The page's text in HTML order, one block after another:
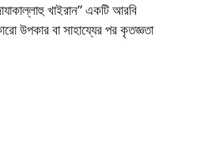
খাইরান” একটি আরবি
উপকার বা সাহায্যের পর কৃতজ্ঞতা